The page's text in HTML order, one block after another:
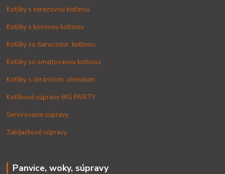
Kotlíky s nerezovou kotlinou
Kotlíky s kovovou kotlinou
Kotlíky so žiaruvzdor. kotlinou
Kotlíky so smaltovanou kotlinou
Kotlíky s chráničom, ohniskom
Kotlíkové súpravy BIG PARTY
Servírovacie súpravy
Zabíjačkové súpravy
Panvice, woky, súpravy